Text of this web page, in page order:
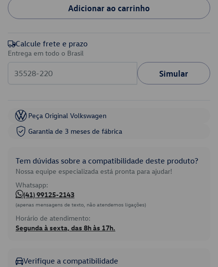
Adicionar ao carrinho
Calcule frete e prazo
Entrega em todo o Brasil
Simular
Peça Original Volkswagen
Garantia de 3 meses de fábrica
Tem dúvidas sobre a compatibilidade deste produto?
Nossa equipe especializada está pronta para ajudar!
Whatsapp:
(41) 99125-2143
(apenas mensagens de texto, não atendemos ligações)
Horário de atendimento:
Segunda à sexta, das 8h às 17h.
Verifique a compatibilidade